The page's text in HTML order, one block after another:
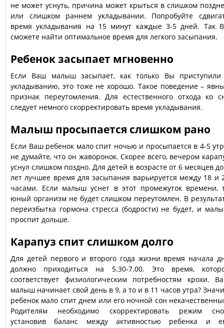
не может уснуть, причина может крыться в слишком
или слишком раннем укладывании. Попробуйте
время укладывания на 15 минут каждые 3-5 дней. Так
сможете найти оптимальное время для легкого засыпания.
Ребенок засыпает мгновенно
Если Ваш малыш засыпает, как только Вы
укладыванию, это тоже не хорошо. Такое поведение –
признак переутомления. Для естественного отхода ко
следует немного скорректировать время укладывания.
Малыш просыпается слишком рано
Если Ваш ребенок мало спит ночью и просыпается в 4-5
не думайте, что он жаворонок. Скорее всего, вечером
уснул слишком поздно. Для детей в возрасте от 6 месяцев
лет лучшее время для засыпания варьируется между 18 и
часами. Если малыш уснет в этот промежуток времени,
юный организм не будет слишком переутомлен. В
переизбытка гормона стресса (бодрости) не будет, и
проспит дольше.
Карапуз спит слишком долго
Для детей первого и второго года жизни время начала
должно приходиться на 5.30-7.00. Это время,
соответствует физиологическим потребностям крохи.
малыш начинает свой день в 9, а то и в 11 часов утра?
ребенок мало спит днем или его ночной сон
Родителям необходимо скорректировать режим
установив баланс между активностью ребенка и